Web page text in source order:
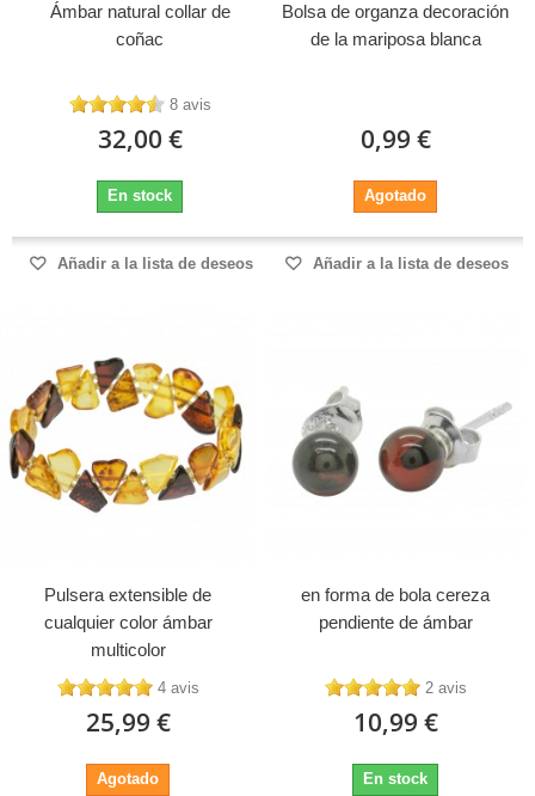
Ámbar natural collar de
coñac
8 avis
32,00 €
En stock
Añadir a la lista de deseos
Bolsa de organza decoración
de la mariposa blanca
0,99 €
Agotado
Añadir a la lista de deseos
Pulsera extensible de
cualquier color ámbar
multicolor
4 avis
25,99 €
Agotado
en forma de bola cereza
pendiente de ámbar
2 avis
10,99 €
En stock